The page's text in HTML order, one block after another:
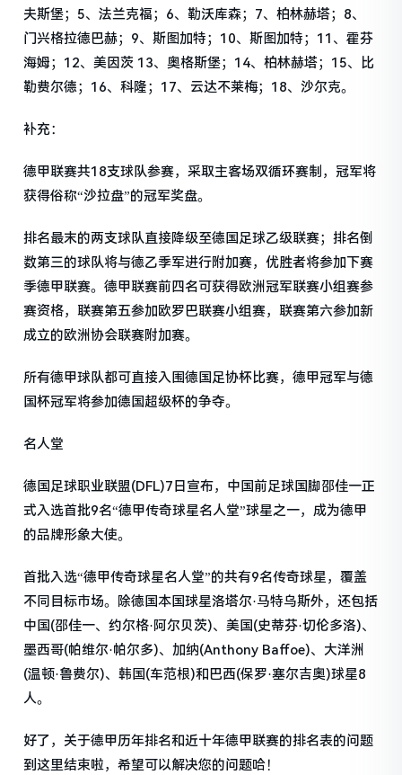
夫斯堡；5、法兰克福；6、勒沃库森；7、柏林赫塔；8、
门兴格拉德巴赫；9、斯图加特；10、斯图加特；11、霍芬
海姆；12、美因茨 13、奥格斯堡；14、柏林赫塔；15、比
勒费尔德；16、科隆；17、云达不莱梅；18、沙尔克。
补充：
德甲联赛共18支球队参赛，采取主客场双循环赛制，冠军将
获得俗称“沙拉盘”的冠军奖盘。
排名最末的两支球队直接降级至德国足球乙级联赛；排名倒
数第三的球队将与德乙季军进行附加赛，优胜者将参加下赛
季德甲联赛。德甲联赛前四名可获得欧洲冠军联赛小组赛参
赛资格，联赛第五参加欧罗巴联赛小组赛，联赛第六参加新
成立的欧洲协会联赛附加赛。
所有德甲球队都可直接入围德国足协杯比赛，德甲冠军与德
国杯冠军将参加德国超级杯的争夺。
名人堂
德国足球职业联盟(DFL)7日宣布，中国前足球国脚邵佳一正
式入选首批9名“德甲传奇球星名人堂”球星之一，成为德甲
的品牌形象大使。
首批入选“德甲传奇球星名人堂”的共有9名传奇球星，覆盖
不同目标市场。除德国本国球星洛塔尔·马特乌斯外，还包括
中国(邵佳一、约尔格·阿尔贝茨)、美国(史蒂芬·切伦多洛)、
墨西哥(帕维尔·帕尔多)、加纳(Anthony Baffoe)、大洋洲
(温顿·鲁费尔)、韩国(车范根)和巴西(保罗·塞尔吉奥)球星8
人。
好了，关于德甲历年排名和近十年德甲联赛的排名表的问题
到这里结束啦，希望可以解决您的问题哈！